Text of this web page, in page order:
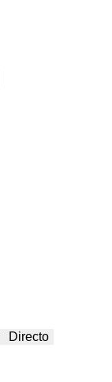
Directo